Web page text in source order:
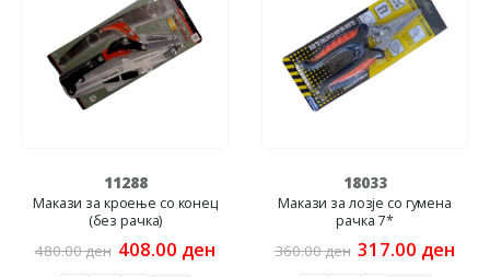
11288
Макази за кроење со конец
(без рачка)
480.00ден Original
408.00денCurrent
18033
Макази за лозје со гумена
рачка 7*
360.00ден Original
317.00ден